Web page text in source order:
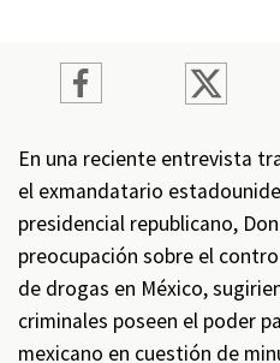
En una reciente entrevista
el exmandatario
presidencial republicano,
preocupación sobre el
de drogas en México,
criminales poseen el poder
mexicano en cuestión de